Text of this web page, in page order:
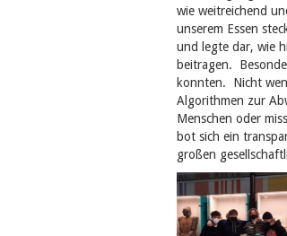
wie weitreichend
unserem Essen
und legte dar, wie
beitragen.
konnten. Nicht
Algorithmen zur
Menschen oder
bot sich ein
großen